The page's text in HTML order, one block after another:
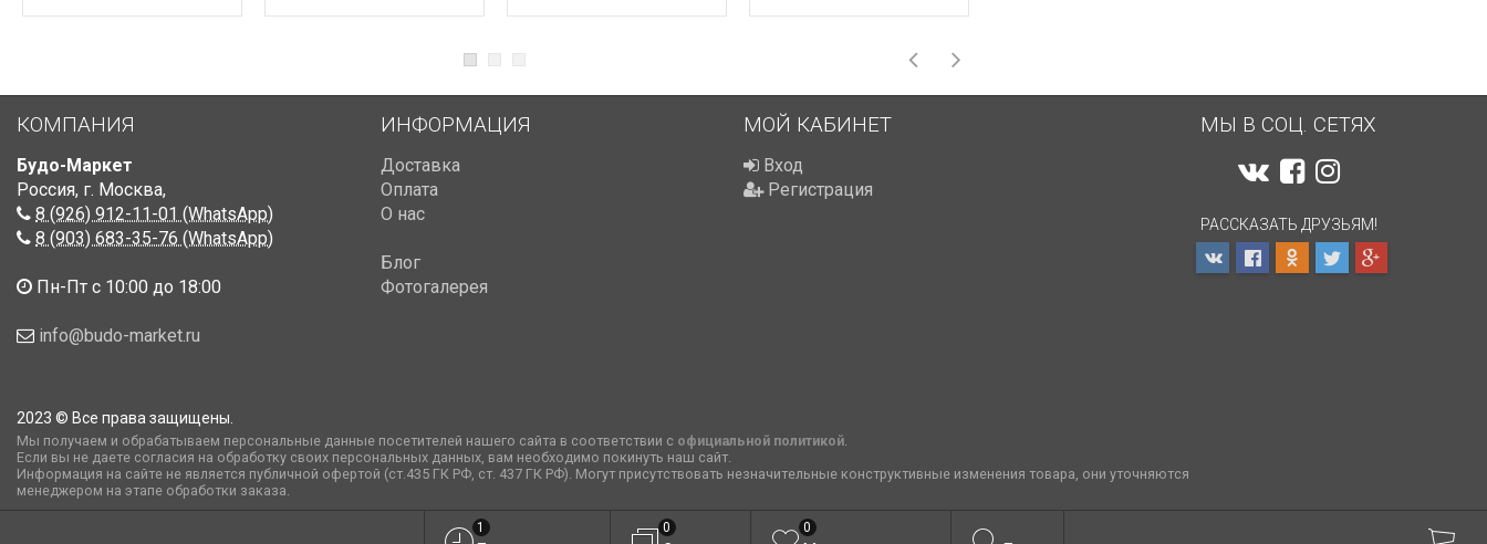
КОМПАНИЯ
Будо-Маркет
Россия, г. Москва,
8 (926) 912-11-01 (WhatsApp)
8 (903) 683-35-76 (WhatsApp)
Пн-Пт с 10:00 до 18:00
info@budo-market.ru
ИНФОРМАЦИЯ
Доставка
Оплата
О нас
Блог
Фотогалерея
МОЙ КАБИНЕТ
Вход
Регистрация
МЫ В СОЦ. СЕТЯХ
РАССКАЗАТЬ ДРУЗЬЯМ!
2023 © Все права защищены.
Мы получаем и обрабатываем персональные данные посетителей нашего сайта в соответствии с официальной политикой.
Если вы не даете согласия на обработку своих персональных данных, вам необходимо покинуть наш сайт.
Информация на сайте не является публичной офертой (ст.435 ГК РФ, cт. 437 ГК РФ). Могут присутствовать незначительные конструктивные изменения товара, они уточняются
менеджером на этапе обработки заказа.
1 0 0